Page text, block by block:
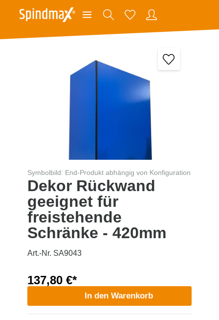
Symbolbild: End-Produkt abhängig von Konfiguration
Dekor Rückwand
geeignet für
freistehende
Schränke - 420mm
Art.-Nr. SA9043
137,80 €*
In den Warenkorb